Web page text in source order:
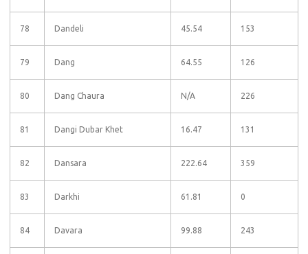
78 Dandeli 45.54 153
79 Dang 64.55 126
80 Dang Chaura N/A 226
81 Dangi Dubar Khet 16.47 131
82 Dansara 222.64 359
83 Darkhi 61.81 0
84 Davara 99.88 243